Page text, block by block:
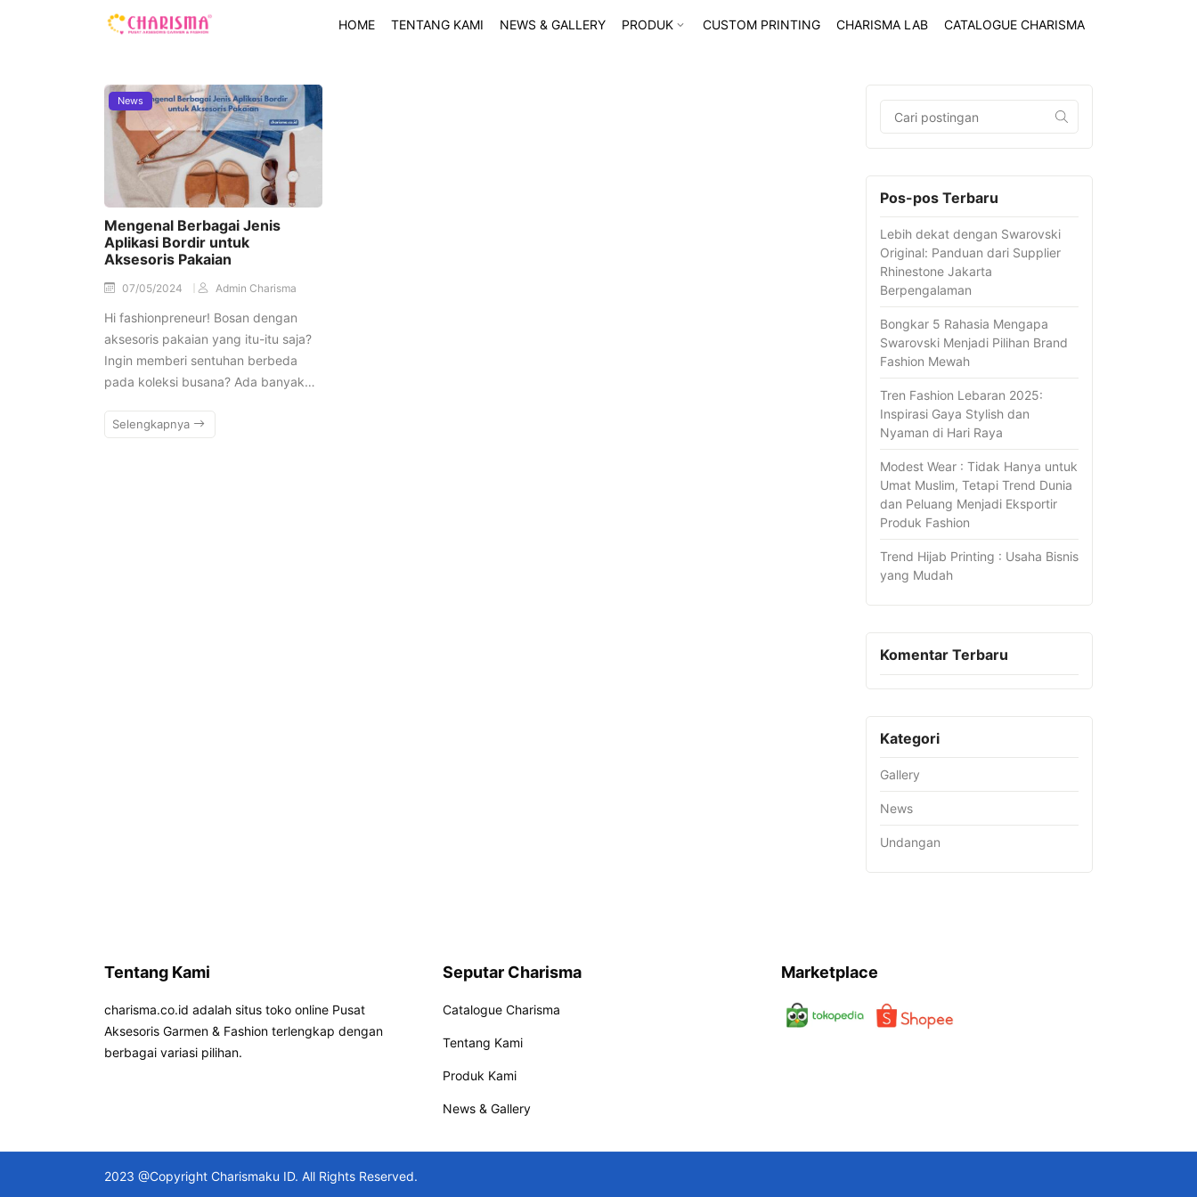
HOME TENTANG KAMI NEWS & GALLERY PRODUK CUSTOM PRINTING CHARISMA LAB CATALOGUE CHARISMA
News
Mengenal Berbagai Jenis
Aplikasi Bordir untuk
Aksesoris Pakaian
07/05/2024 Admin Charisma
Hi fashionpreneur! Bosan dengan
aksesoris pakaian yang itu-itu saja?
Ingin memberi sentuhan berbeda
pada koleksi busana? Ada banyak…
Selengkapnya
Pos-pos Terbaru
Lebih dekat dengan Swarovski
Original: Panduan dari Supplier
Rhinestone Jakarta
Berpengalaman
Bongkar 5 Rahasia Mengapa
Swarovski Menjadi Pilihan Brand
Fashion Mewah
Tren Fashion Lebaran 2025:
Inspirasi Gaya Stylish dan
Nyaman di Hari Raya
Modest Wear : Tidak Hanya untuk
Umat Muslim, Tetapi Trend Dunia
dan Peluang Menjadi Eksportir
Produk Fashion
Trend Hijab Printing : Usaha Bisnis
yang Mudah
Komentar Terbaru
Kategori
Gallery
News
Undangan
Tentang Kami
charisma.co.id adalah situs toko online Pusat
Aksesoris Garmen & Fashion terlengkap dengan
berbagai variasi pilihan.
Seputar Charisma
Catalogue Charisma
Tentang Kami
Produk Kami
News & Gallery
Marketplace
2023 @Copyright Charismaku ID. All Rights Reserved.